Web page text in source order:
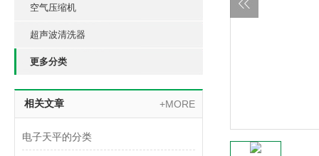
空气压缩机
超声波清洗器
更多分类
相关文章 +MORE
电子天平的分类